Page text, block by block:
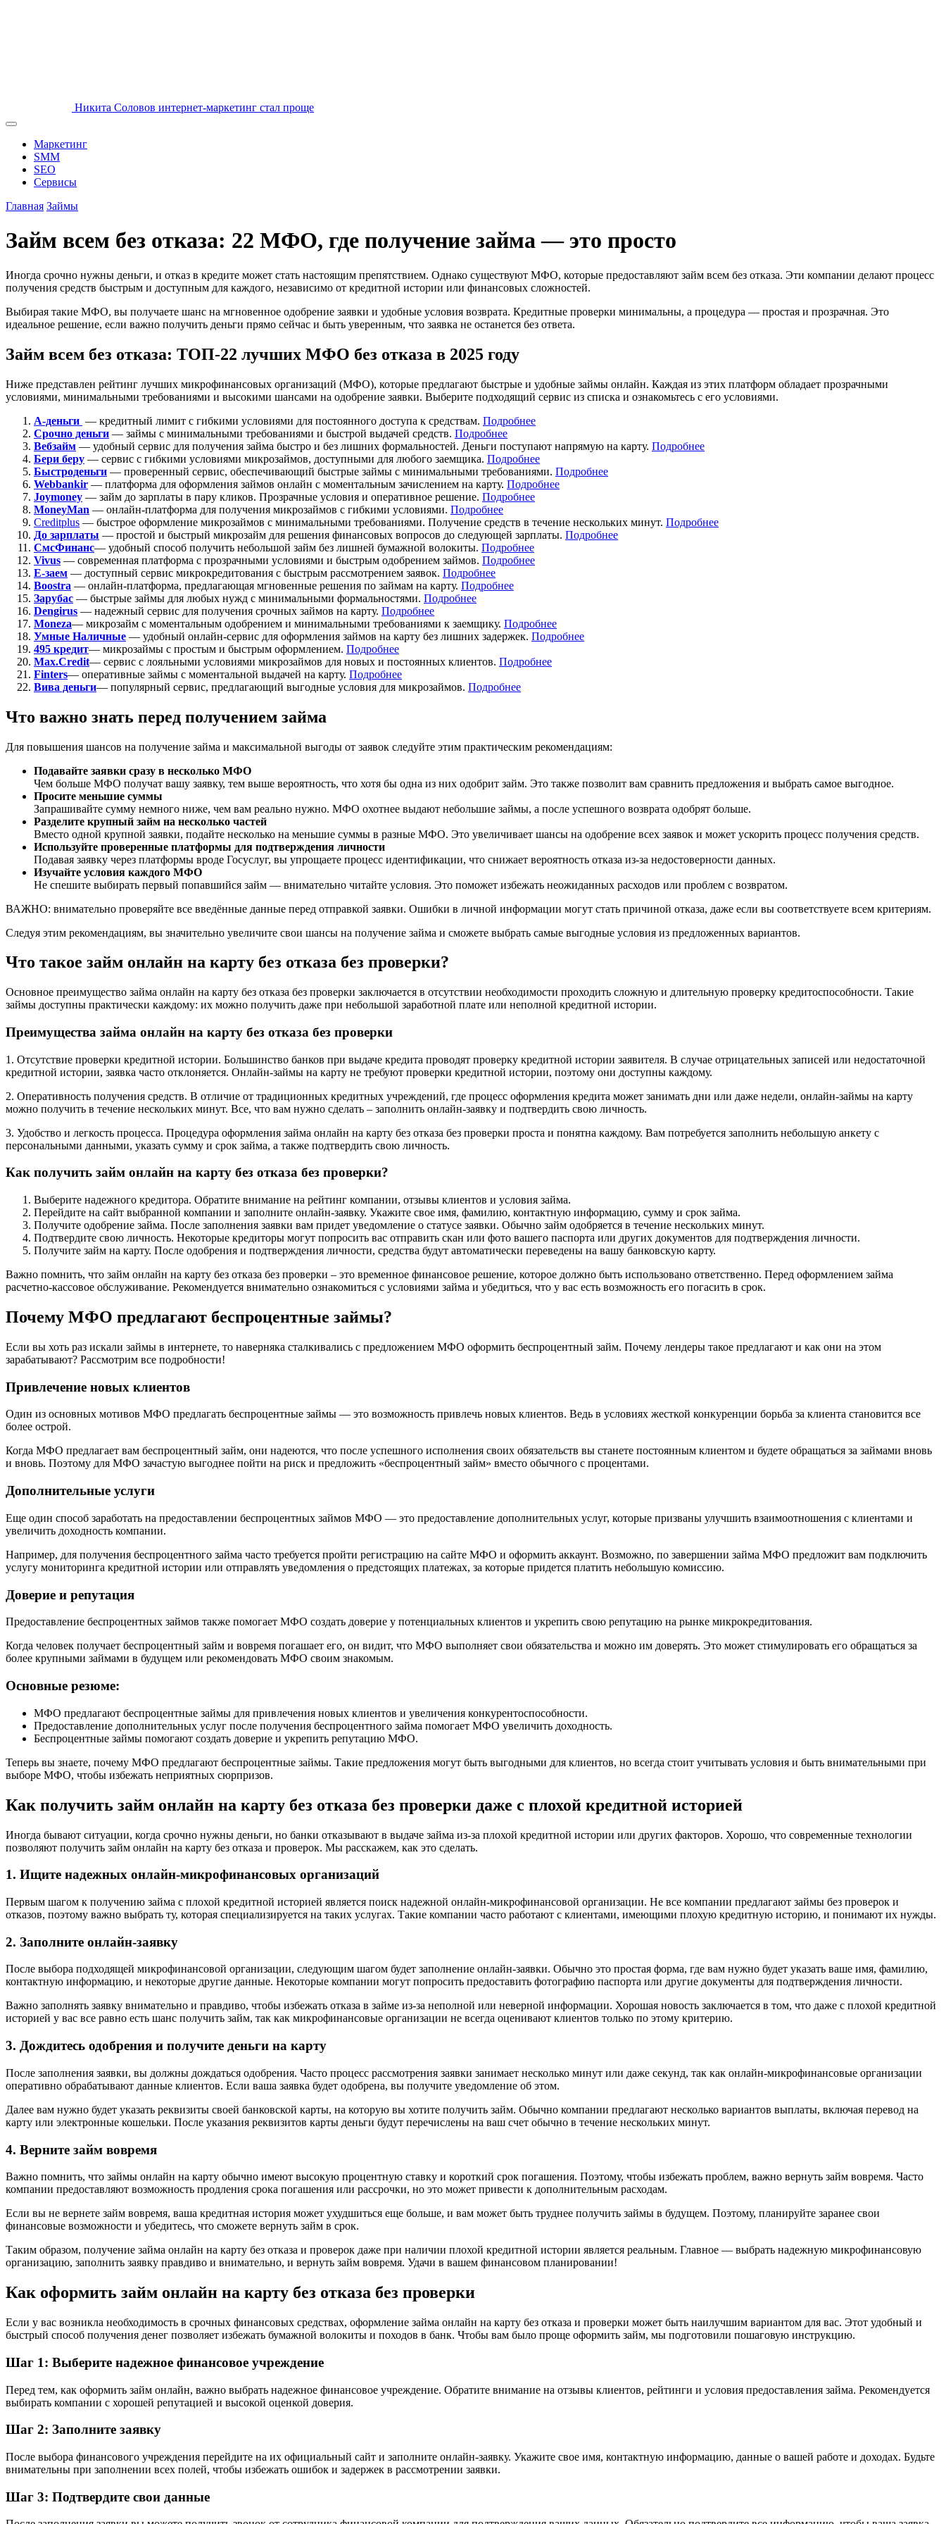
Никита Соловов интернет-маркетинг стал проще
Маркетинг
SMM
SEO
Сервисы
Главная Займы
Займ всем без отказа: 22 МФО, где получение займа — это просто
Иногда срочно нужны деньги, и отказ в кредите может стать настоящим препятствием. Однако существуют МФО, которые предоставляют займ всем без отказа. Эти компании делают процесс
получения средств быстрым и доступным для каждого, независимо от кредитной истории или финансовых сложностей.
Выбирая такие МФО, вы получаете шанс на мгновенное одобрение заявки и удобные условия возврата. Кредитные проверки минимальны, а процедура — простая и прозрачная. Это
идеальное решение, если важно получить деньги прямо сейчас и быть уверенным, что заявка не останется без ответа.
Займ всем без отказа: ТОП-22 лучших МФО без отказа в 2025 году
Ниже представлен рейтинг лучших микрофинансовых организаций (МФО), которые предлагают быстрые и удобные займы онлайн. Каждая из этих платформ обладает прозрачными
условиями, минимальными требованиями и высокими шансами на одобрение заявки. Выберите подходящий сервис из списка и ознакомьтесь с его условиями.
А-деньги — кредитный лимит с гибкими условиями для постоянного доступа к средствам. Подробнее
Срочно деньги — займы с минимальными требованиями и быстрой выдачей средств. Подробнее
Вебзайм — удобный сервис для получения займа быстро и без лишних формальностей. Деньги поступают напрямую на карту. Подробнее
Бери беру — сервис с гибкими условиями микрозаймов, доступными для любого заемщика. Подробнее
Быстроденьги — проверенный сервис, обеспечивающий быстрые займы с минимальными требованиями. Подробнее
Webbankir — платформа для оформления займов онлайн с моментальным зачислением на карту. Подробнее
Joymoney — займ до зарплаты в пару кликов. Прозрачные условия и оперативное решение. Подробнее
MoneyMan — онлайн-платформа для получения микрозаймов с гибкими условиями. Подробнее
Creditplus — быстрое оформление микрозаймов с минимальными требованиями. Получение средств в течение нескольких минут. Подробнее
До зарплаты — простой и быстрый микрозайм для решения финансовых вопросов до следующей зарплаты. Подробнее
СмсФинанс— удобный способ получить небольшой займ без лишней бумажной волокиты. Подробнее
Vivus — современная платформа с прозрачными условиями и быстрым одобрением займов. Подробнее
Е-заем — доступный сервис микрокредитования с быстрым рассмотрением заявок. Подробнее
Boostra — онлайн-платформа, предлагающая мгновенные решения по займам на карту. Подробнее
Зарубас — быстрые займы для любых нужд с минимальными формальностями. Подробнее
Dengirus — надежный сервис для получения срочных займов на карту. Подробнее
Moneza— микрозайм с моментальным одобрением и минимальными требованиями к заемщику. Подробнее
Умные Наличные — удобный онлайн-сервис для оформления займов на карту без лишних задержек. Подробнее
495 кредит— микрозаймы с простым и быстрым оформлением. Подробнее
Max.Credit— сервис с лояльными условиями микрозаймов для новых и постоянных клиентов. Подробнее
Finters— оперативные займы с моментальной выдачей на карту. Подробнее
Вива деньги— популярный сервис, предлагающий выгодные условия для микрозаймов. Подробнее
Что важно знать перед получением займа
Для повышения шансов на получение займа и максимальной выгоды от заявок следуйте этим практическим рекомендациям:
Подавайте заявки сразу в несколько МФО
Чем больше МФО получат вашу заявку, тем выше вероятность, что хотя бы одна из них одобрит займ. Это также позволит вам сравнить предложения и выбрать самое выгодное.
Просите меньшие суммы
Запрашивайте сумму немного ниже, чем вам реально нужно. МФО охотнее выдают небольшие займы, а после успешного возврата одобрят больше.
Разделите крупный займ на несколько частей
Вместо одной крупной заявки, подайте несколько на меньшие суммы в разные МФО. Это увеличивает шансы на одобрение всех заявок и может ускорить процесс получения средств.
Используйте проверенные платформы для подтверждения личности
Подавая заявку через платформы вроде Госуслуг, вы упрощаете процесс идентификации, что снижает вероятность отказа из-за недостоверности данных.
Изучайте условия каждого МФО
Не спешите выбирать первый попавшийся займ — внимательно читайте условия. Это поможет избежать неожиданных расходов или проблем с возвратом.
ВАЖНО: внимательно проверяйте все введённые данные перед отправкой заявки. Ошибки в личной информации могут стать причиной отказа, даже если вы соответствуете всем критериям.
Следуя этим рекомендациям, вы значительно увеличите свои шансы на получение займа и сможете выбрать самые выгодные условия из предложенных вариантов.
Что такое займ онлайн на карту без отказа без проверки?
Основное преимущество займа онлайн на карту без отказа без проверки заключается в отсутствии необходимости проходить сложную и длительную проверку кредитоспособности. Такие
займы доступны практически каждому: их можно получить даже при небольшой заработной плате или неполной кредитной истории.
Преимущества займа онлайн на карту без отказа без проверки
1. Отсутствие проверки кредитной истории. Большинство банков при выдаче кредита проводят проверку кредитной истории заявителя. В случае отрицательных записей или недостаточной
кредитной истории, заявка часто отклоняется. Онлайн-займы на карту не требуют проверки кредитной истории, поэтому они доступны каждому.
2. Оперативность получения средств. В отличие от традиционных кредитных учреждений, где процесс оформления кредита может занимать дни или даже недели, онлайн-займы на карту
можно получить в течение нескольких минут. Все, что вам нужно сделать – заполнить онлайн-заявку и подтвердить свою личность.
3. Удобство и легкость процесса. Процедура оформления займа онлайн на карту без отказа без проверки проста и понятна каждому. Вам потребуется заполнить небольшую анкету с
персональными данными, указать сумму и срок займа, а также подтвердить свою личность.
Как получить займ онлайн на карту без отказа без проверки?
Выберите надежного кредитора. Обратите внимание на рейтинг компании, отзывы клиентов и условия займа.
Перейдите на сайт выбранной компании и заполните онлайн-заявку. Укажите свое имя, фамилию, контактную информацию, сумму и срок займа.
Получите одобрение займа. После заполнения заявки вам придет уведомление о статусе заявки. Обычно займ одобряется в течение нескольких минут.
Подтвердите свою личность. Некоторые кредиторы могут попросить вас отправить скан или фото вашего паспорта или других документов для подтверждения личности.
Получите займ на карту. После одобрения и подтверждения личности, средства будут автоматически переведены на вашу банковскую карту.
Важно помнить, что займ онлайн на карту без отказа без проверки – это временное финансовое решение, которое должно быть использовано ответственно. Перед оформлением займа
расчетно-кассовое обслуживание. Рекомендуется внимательно ознакомиться с условиями займа и убедиться, что у вас есть возможность его погасить в срок.
Почему МФО предлагают беспроцентные займы?
Если вы хоть раз искали займы в интернете, то наверняка сталкивались с предложением МФО оформить беспроцентный займ. Почему лендеры такое предлагают и как они на этом
зарабатывают? Рассмотрим все подробности!
Привлечение новых клиентов
Один из основных мотивов МФО предлагать беспроцентные займы — это возможность привлечь новых клиентов. Ведь в условиях жесткой конкуренции борьба за клиента становится все
более острой.
Когда МФО предлагает вам беспроцентный займ, они надеются, что после успешного исполнения своих обязательств вы станете постоянным клиентом и будете обращаться за займами вновь
и вновь. Поэтому для МФО зачастую выгоднее пойти на риск и предложить «беспроцентный займ» вместо обычного с процентами.
Дополнительные услуги
Еще один способ заработать на предоставлении беспроцентных займов МФО — это предоставление дополнительных услуг, которые призваны улучшить взаимоотношения с клиентами и
увеличить доходность компании.
Например, для получения беспроцентного займа часто требуется пройти регистрацию на сайте МФО и оформить аккаунт. Возможно, по завершении займа МФО предложит вам подключить
услугу мониторинга кредитной истории или отправлять уведомления о предстоящих платежах, за которые придется платить небольшую комиссию.
Доверие и репутация
Предоставление беспроцентных займов также помогает МФО создать доверие у потенциальных клиентов и укрепить свою репутацию на рынке микрокредитования.
Когда человек получает беспроцентный займ и вовремя погашает его, он видит, что МФО выполняет свои обязательства и можно им доверять. Это может стимулировать его обращаться за
более крупными займами в будущем или рекомендовать МФО своим знакомым.
Основные резюме:
МФО предлагают беспроцентные займы для привлечения новых клиентов и увеличения конкурентоспособности.
Предоставление дополнительных услуг после получения беспроцентного займа помогает МФО увеличить доходность.
Беспроцентные займы помогают создать доверие и укрепить репутацию МФО.
Теперь вы знаете, почему МФО предлагают беспроцентные займы. Такие предложения могут быть выгодными для клиентов, но всегда стоит учитывать условия и быть внимательными при
выборе МФО, чтобы избежать неприятных сюрпризов.
Как получить займ онлайн на карту без отказа без проверки даже с плохой кредитной историей
Иногда бывают ситуации, когда срочно нужны деньги, но банки отказывают в выдаче займа из-за плохой кредитной истории или других факторов. Хорошо, что современные технологии
позволяют получить займ онлайн на карту без отказа и проверок. Мы расскажем, как это сделать.
1. Ищите надежных онлайн-микрофинансовых организаций
Первым шагом к получению займа с плохой кредитной историей является поиск надежной онлайн-микрофинансовой организации. Не все компании предлагают займы без проверок и
отказов, поэтому важно выбрать ту, которая специализируется на таких услугах. Такие компании часто работают с клиентами, имеющими плохую кредитную историю, и понимают их нужды.
2. Заполните онлайн-заявку
После выбора подходящей микрофинансовой организации, следующим шагом будет заполнение онлайн-заявки. Обычно это простая форма, где вам нужно будет указать ваше имя, фамилию,
контактную информацию, и некоторые другие данные. Некоторые компании могут попросить предоставить фотографию паспорта или другие документы для подтверждения личности.
Важно заполнять заявку внимательно и правдиво, чтобы избежать отказа в займе из-за неполной или неверной информации. Хорошая новость заключается в том, что даже с плохой кредитной
историей у вас все равно есть шанс получить займ, так как микрофинансовые организации не всегда оценивают клиентов только по этому критерию.
3. Дождитесь одобрения и получите деньги на карту
После заполнения заявки, вы должны дождаться одобрения. Часто процесс рассмотрения заявки занимает несколько минут или даже секунд, так как онлайн-микрофинансовые организации
оперативно обрабатывают данные клиентов. Если ваша заявка будет одобрена, вы получите уведомление об этом.
Далее вам нужно будет указать реквизиты своей банковской карты, на которую вы хотите получить займ. Обычно компании предлагают несколько вариантов выплаты, включая перевод на
карту или электронные кошельки. После указания реквизитов карты деньги будут перечислены на ваш счет обычно в течение нескольких минут.
4. Верните займ вовремя
Важно помнить, что займы онлайн на карту обычно имеют высокую процентную ставку и короткий срок погашения. Поэтому, чтобы избежать проблем, важно вернуть займ вовремя. Часто
компании предоставляют возможность продления срока погашения или рассрочки, но это может привести к дополнительным расходам.
Если вы не вернете займ вовремя, ваша кредитная история может ухудшиться еще больше, и вам может быть труднее получить займы в будущем. Поэтому, планируйте заранее свои
финансовые возможности и убедитесь, что сможете вернуть займ в срок.
Таким образом, получение займа онлайн на карту без отказа и проверок даже при наличии плохой кредитной истории является реальным. Главное — выбрать надежную микрофинансовую
организацию, заполнить заявку правдиво и внимательно, и вернуть займ вовремя. Удачи в вашем финансовом планировании!
Как оформить займ онлайн на карту без отказа без проверки
Если у вас возникла необходимость в срочных финансовых средствах, оформление займа онлайн на карту без отказа и проверки может быть наилучшим вариантом для вас. Этот удобный и
быстрый способ получения денег позволяет избежать бумажной волокиты и походов в банк. Чтобы вам было проще оформить займ, мы подготовили пошаговую инструкцию.
Шаг 1: Выберите надежное финансовое учреждение
Перед тем, как оформить займ онлайн, важно выбрать надежное финансовое учреждение. Обратите внимание на отзывы клиентов, рейтинги и условия предоставления займа. Рекомендуется
выбирать компании с хорошей репутацией и высокой оценкой доверия.
Шаг 2: Заполните заявку
После выбора финансового учреждения перейдите на их официальный сайт и заполните онлайн-заявку. Укажите свое имя, контактную информацию, данные о вашей работе и доходах. Будьте
внимательны при заполнении всех полей, чтобы избежать ошибок и задержек в рассмотрении заявки.
Шаг 3: Подтвердите свои данные